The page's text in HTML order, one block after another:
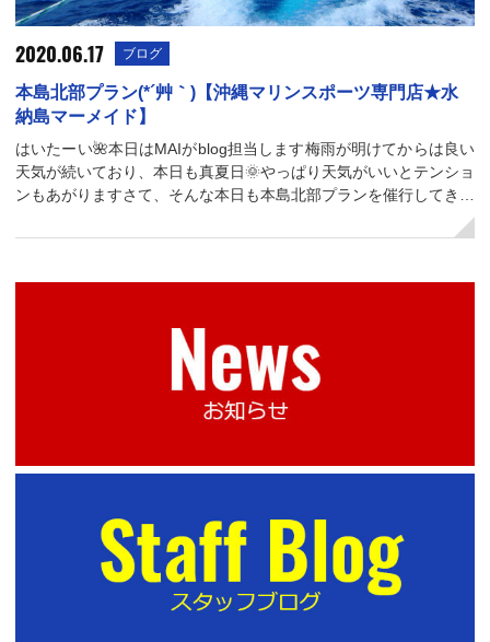
2020.06.17 ブログ
本島北部プラン(*´艸｀)【沖縄マリンスポーツ専門店★水
納島マーメイド】
はいたーい🌺本日はMAIがblog担当します梅雨が明けてからは良い
天気が続いており、本日も真夏日🌞やっぱり天気がいいとテンショ
ンもあがりますさて、そんな本日も本島北部プランを催行してき…